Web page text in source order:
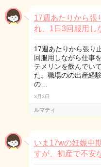
17週あたりから張
れ、1日3回服用し
17週あたりから張り
回服用しながら仕事
テメリンを飲んでい
た。職場のの出産経
の…
3月3日
ルマティ
いま17wの妊娠中
すが、初産で不安